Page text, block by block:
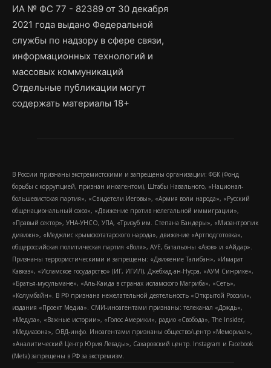
ИА № ФС 77 - 82389 от 30 декабря
2021 года выдано Федеральной
службы по надзору в сфере связи,
информационных технологий и
массовых коммуникаций
Отдельные публикации могут
содержать материалы 18+
В России признаны экстремистскими и запрещены организации: ФБК (Фонд
борьбы с коррупцией, признан иноагентом), Штабы Навального, «Национал-
большевистская партия», «Свидетели Иеговы», «Армия воли народа», «Русский
общенациональный союз», «Движение против нелегальной иммиграции»,
«Правый сектор», УНА-УНСО, УПА, «Тризуб им. Степана Бандеры», «Мизантропик
дивижн», «Меджлис крымскотатарского народа», движение «Артподготовка»,
общероссийская политическая партия «Воля», АУЕ, батальоны «Азов» и «Айдар».
Признаны террористическими и запрещены: «Движение Талибан», «Имарат
Кавказ», «Исламское государство» (ИГ, ИГИЛ), Джебхад-ан-Нусра, «АУМ Синрике»,
«Братья-мусульмане», «Аль-Каида в странах исламского Магриба», «Сеть»,
«Колумбайн». В РФ признана нежелательной деятельность «Открытой России»,
издания «Проект Медиа». СМИ-иноагентами признаны: телеканал «Дождь»,
«Медуза», «Важные истории», «Голос Америки», радио «Свобода», The Insider,
«Медиазона», ОВД-инфо. Иноагентами признаны общество/центр «Мемориал»,
«Аналитический Центр Юрия Левады», Сахаровский центр. Instagram и Facebook
(Metа) запрещены в РФ за экстремизм.